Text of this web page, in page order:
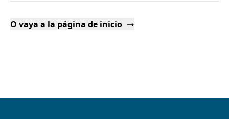
O vaya a la página de inicio